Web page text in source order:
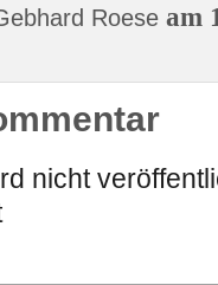
Roese am
nicht